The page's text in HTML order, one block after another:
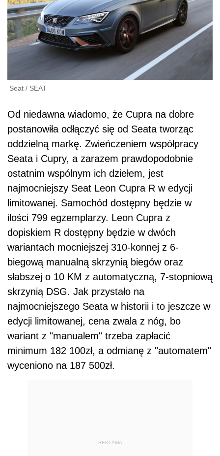
Seat / SEAT
Od niedawna wiadomo, że Cupra na dobre
postanowiła odłączyć się od Seata tworząc
oddzielną markę. Zwieńczeniem współpracy
Seata i Cupry, a zarazem prawdopodobnie
ostatnim wspólnym ich dziełem, jest
najmocniejszy Seat Leon Cupra R w edycji
limitowanej. Samochód dostępny będzie w
ilości 799 egzemplarzy. Leon Cupra z
dopiskiem R dostępny będzie w dwóch
wariantach mocniejszej 310-konnej z 6-
biegową manualną skrzynią biegów oraz
słabszej o 10 KM z automatyczną, 7-stopniową
skrzynią DSG. Jak przystało na
najmocniejszego Seata w historii i to jeszcze w
edycji limitowanej, cena zwala z nóg, bo
wariant z "manualem" trzeba zapłacić
minimum 182 100zł, a odmianę z "automatem"
wyceniono na 187 500zł.
REKLAMA